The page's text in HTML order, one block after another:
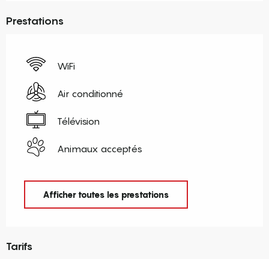
Prestations
WiFi
Air conditionné
Télévision
Animaux acceptés
Afficher toutes les prestations
Tarifs